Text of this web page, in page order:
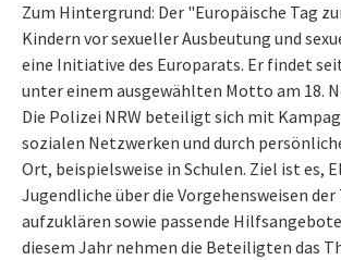
Zum Hintergrund: Der "Europäische Tag
Kindern vor sexueller Ausbeutung und
eine Initiative des Europarats. Er findet
unter einem ausgewählten Motto am 18.
Die Polizei NRW beteiligt sich mit
sozialen Netzwerken und durch
Ort, beispielsweise in Schulen. Ziel ist es,
Jugendliche über die Vorgehensweisen
aufzuklären sowie passende
diesem Jahr nehmen die Beteiligten das